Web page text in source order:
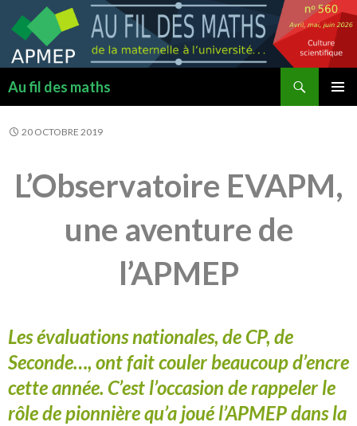
Au fil des maths
CONTENU
20 OCTOBRE 2019
L’Observatoire EVAPM,
une aventure de
l’APMEP
Les évaluations nationales, de CP, de
Seconde…, ont fait couler beaucoup d’encre
cette année. C’est l’occasion de rappeler le
rôle de pionnière qu’a joué l’APMEP dans la